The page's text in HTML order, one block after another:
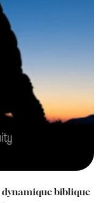
dynamique biblique